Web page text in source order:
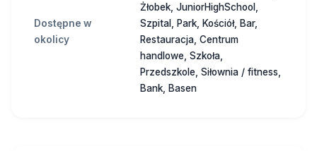
Dostępne w
okolicy
Żłobek, JuniorHighSchool,
Szpital, Park, Kościół, Bar,
Restauracja, Centrum
handlowe, Szkoła,
Przedszkole, Siłownia / fitness,
Bank, Basen